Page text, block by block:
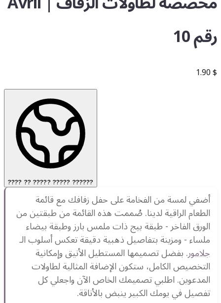
رقم 10
1.90$
???? ?? ????? ????? ??????
أضفي لمسة من الفخامة على حفل زفافك مع قائمة
الطعام الراقية لدينا. صُممت هذه القائمة من طبقتين من
الورق الفاخر - طبقة بيج ذات ملمس بارز وطبقة بيضاء
ملساء - ومزينة بتفاصيل ذهبية دقيقة تعكس أسلوب الـ
جلامور. بفضل تصميمها المستطيل الأنيق وإمكانية
التخصيص الكامل، ستكون الإضافة المثالية لطاولات
المدعوين. اطلبي تصميمك الخاص الآن واجعلي كل
تفصيل في يومك الكبير ينبض بالأناقة.